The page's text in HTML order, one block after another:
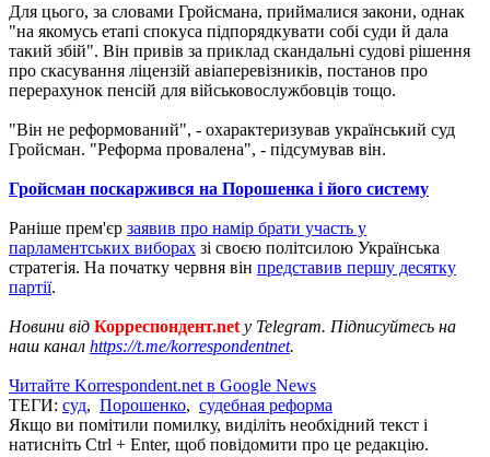
Для цього, за словами Гройсмана, приймалися закони, однак
"на якомусь етапі спокуса підпорядкувати собі суди й дала
такий збій". Він привів за приклад скандальні судові рішення
про скасування ліцензій авіаперевізників, постанов про
перерахунок пенсій для військовослужбовців тощо.
"Він не реформований", - охарактеризував український суд
Гройсман. "Реформа провалена", - підсумував він.
Гройсман поскаржився на Порошенка і його систему
Раніше прем'єр заявив про намір брати участь у
парламентських виборах зі своєю політсилою Українська
стратегія. На початку червня він представив першу десятку
партії.
Новини від Корреспондент.net у Telegram. Підписуйтесь на
наш канал https://t.me/korrespondentnet.
Читайте Korrespondent.net в Google News
ТЕГИ: суд, Порошенко, судебная реформа
Якщо ви помітили помилку, виділіть необхідний текст і
натисніть Ctrl + Enter, щоб повідомити про це редакцію.